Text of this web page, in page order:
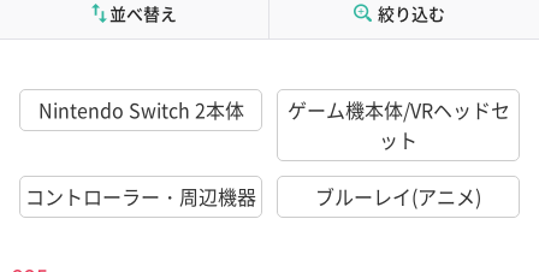
絞り込む
並べ替え
Nintendo Switch 2本体
ゲーム機本体/VRヘッドセ
ット
コントローラー・周辺機器
ブルーレイ(アニメ)